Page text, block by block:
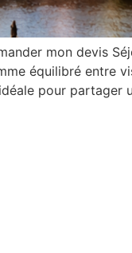
mon devis
équilibré entre
pour